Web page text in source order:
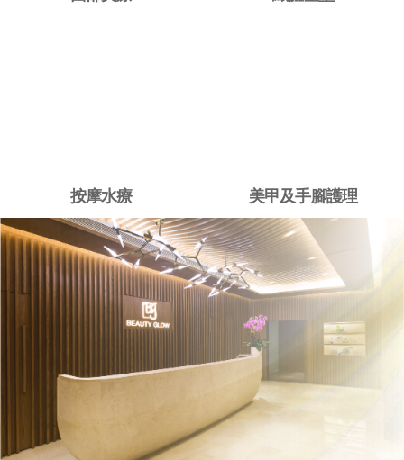
按摩水療 美甲及手腳護理